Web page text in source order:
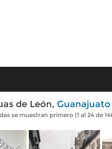
de León, Guanajuato
se muestran primero (1 al 24 de